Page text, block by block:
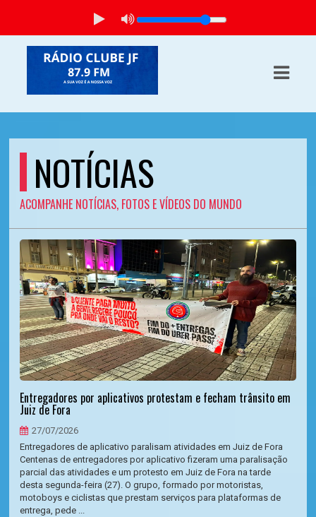
NOTÍCIAS
ACOMPANHE NOTÍCIAS, FOTOS E VÍDEOS DO MUNDO
Entregadores por aplicativos protestam e fecham trânsito em
Juiz de Fora
27/07/2026
Entregadores de aplicativo paralisam atividades em Juiz de Fora
Centenas de entregadores por aplicativo fizeram uma paralisação
parcial das atividades e um protesto em Juiz de Fora na tarde
desta segunda-feira (27). O grupo, formado por motoristas,
motoboys e ciclistas que prestam serviços para plataformas de
entrega, pede ...